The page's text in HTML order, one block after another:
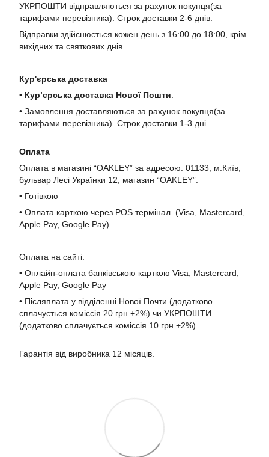
УКРПОШТИ відправляються за рахунок покупця(за
тарифами перевізника). Строк доставки 2-6 днів.
Відправки здійснюється кожен день з 16:00 до 18:00, крім
вихідних та святкових днів.
Кур'єрська доставка
• Кур’єрська доставка Нової Пошти
• Замовлення доставляються за рахунок покупця(за
тарифами перевізника). Строк доставки 1-3 дні.
Оплата
Оплата в магазині “OAKLEY” за адресою: 01133, м.Київ,
бульвар Лесі Українки 12, магазин “OAKLEY”.
• Готівкою
• Оплата карткою через POS термінал (Visa, Mastercard,
Apple Pay, Google Pay)
Оплата на сайті.
• Онлайн-оплата банківською карткою Visa, Mastercard,
Apple Pay, Google Pay
• Післяплата у відділенні Нової Почти (додатково
сплачується коміссія 20 грн +2%) чи УКРПОШТИ
(додатково сплачується коміссія 10 грн +2%)
Гарантія від виробника 12 місяців.